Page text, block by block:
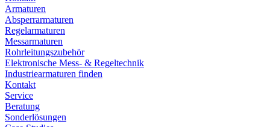
Armaturen
Absperrarmaturen
Regelarmaturen
Messarmaturen
Rohrleitungszubehör
Elektronische Mess- & Regeltechnik
Industriearmaturen finden
Kontakt
Service
Beratung
Sonderlösungen